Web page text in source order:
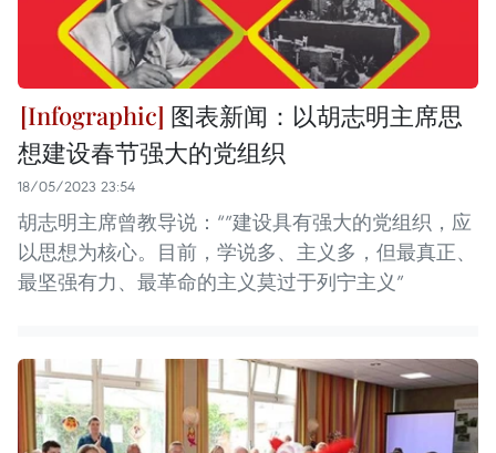
图表新闻：以胡志明主席思
想建设春节强大的党组织
18/05/2023 23:54
胡志明主席曾教导说：“”建设具有强大的党组织，应
以思想为核心。目前，学说多、主义多，但最真正、
最坚强有力、最革命的主义莫过于列宁主义”